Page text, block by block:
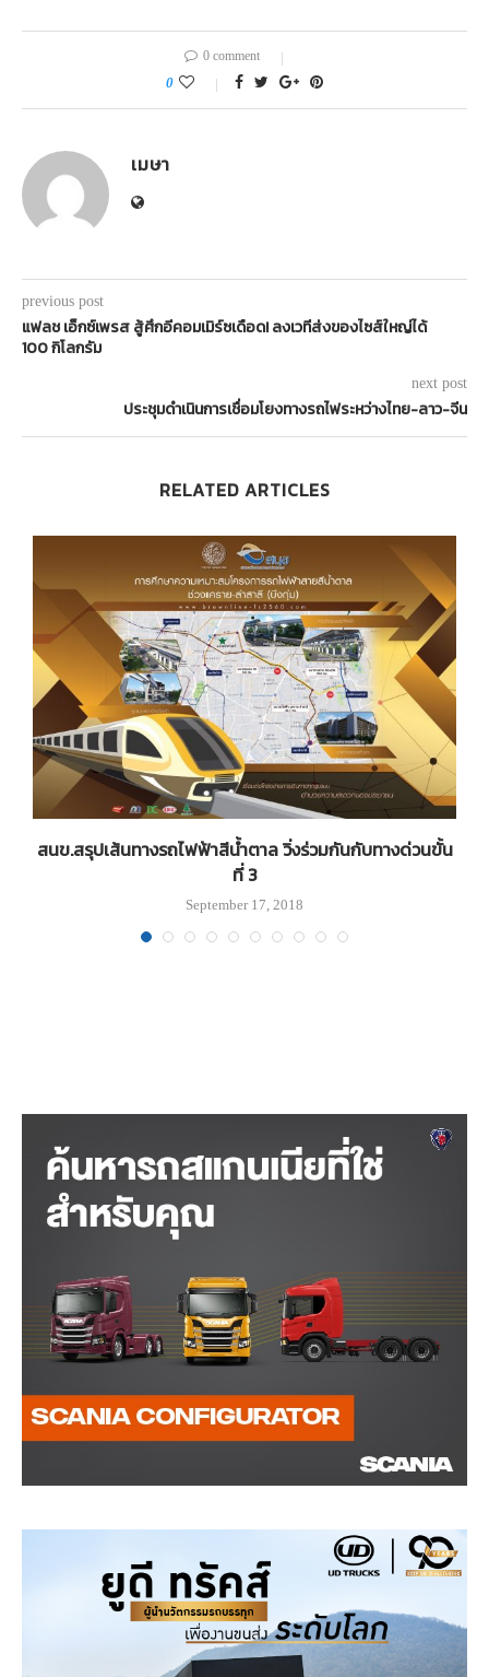
0 comment
0
เมษา
previous post
แฟลช เอ็กซ์เพรส สู้ศึกอีคอมเมิร์ซเดือด! ลงเวทีส่งของไซส์ใหญ่ได้
100 กิโลกรัม
next post
ประชุมดำเนินการเชื่อมโยงทางรถไฟระหว่างไทย-ลาว-จีน
RELATED ARTICLES
สนข.สรุปเส้นทางรถไฟฟ้าสีน้ำตาล วิ่งร่วมกันกับทางด่วนขั้น
ที่ 3
September 17, 2018